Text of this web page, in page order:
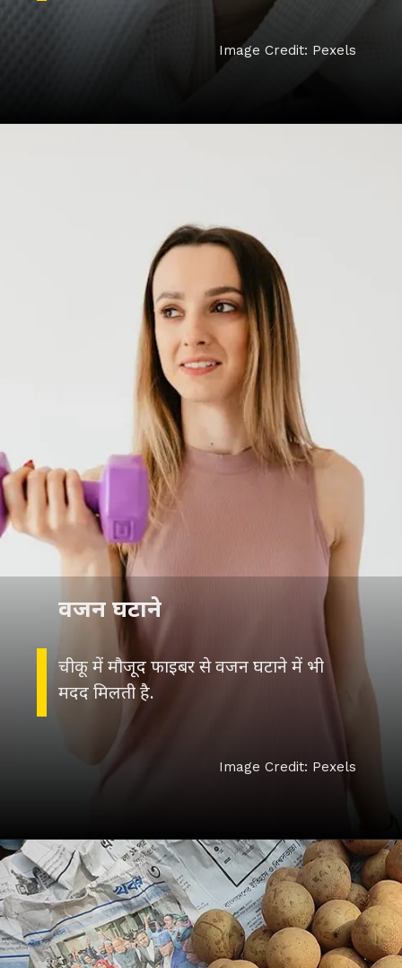
Image Credit: Pexels
चीकू में मौजूद फाइबर से वजन घटाने में भी
मदद मिलती है.
वजन घटाने
Image Credit: Pexels